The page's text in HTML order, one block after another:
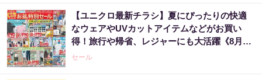
【ユニクロ最新チラシ】夏にぴったりの快適
なウェアやUVカットアイテムなどがお買い
得！旅行や帰省、レジャーにも大活躍《8月13
日まで》
セール